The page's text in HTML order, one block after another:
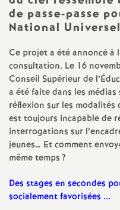
de passe-passe
National
Ce projet a été annoncé à
consultation. Le 16
Conseil Supérieur de
a été faite dans les
réflexion sur les modalités
est toujours incapable de
interrogations sur
jeunes… Et comment
même temps?
Des stages en secondes
socialement favorisées ...